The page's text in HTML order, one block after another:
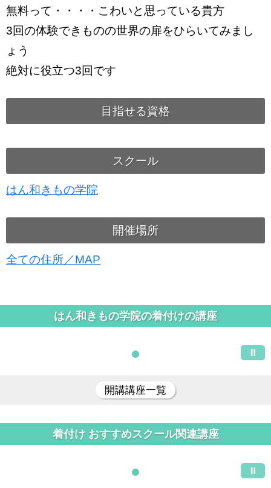
無料って・・・・こわいと思っている貴方
3回の体験できものの世界の扉をひらいてみまし
ょう
絶対に役立つ3回です
目指せる資格
スクール
はん和きもの学院
開催場所
全ての住所／MAP
はん和きもの学院の着付けの講座
開講講座一覧
着付け おすすめスクール関連講座